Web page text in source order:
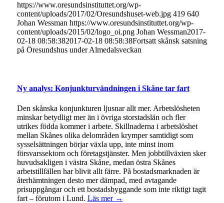
https://www.oresundsinstituttet.org/wp-
content/uploads/2017/02/Oresundshuset-web.jpg 419 640
Johan Wessman https://www.oresundsinstituttet.org/wp-
content/uploads/2015/02/logo_oi.png Johan Wessman2017-
02-18 08:58:382017-02-18 08:58:38Fortsatt skånsk satsning
på Öresundshus under Almedalsveckan
Ny analys: Konjunkturvändningen i Skåne tar fart
Den skånska konjunkturen ljusnar allt mer. Arbetslösheten
minskar betydligt mer än i övriga storstadslän och fler
utrikes födda kommer i arbete. Skillnaderna i arbetslöshet
mellan Skånes olika delområden krymper samtidigt som
sysselsättningen börjar växla upp, inte minst inom
försvarssektorn och företagstjänster. Men jobbtillväxten sker
huvudsakligen i västra Skåne, medan östra Skånes
arbetstillfällen har blivit allt färre. På bostadsmarknaden är
återhämtningen desto mer dämpad, med avtagande
prisuppgångar och ett bostadsbyggande som inte riktigt tagit
fart – förutom i Lund. Läs mer →